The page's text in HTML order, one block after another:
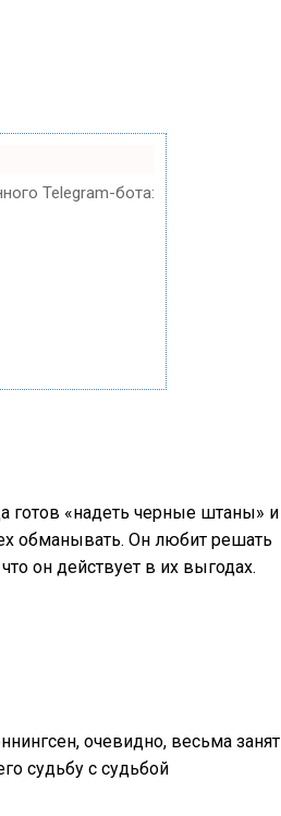
Telegram-бота:
готов «надеть черные штаны» и
обманывать. Он любит решать
он действует в их выгодах.
очевидно, весьма занят
судьбу с судьбой